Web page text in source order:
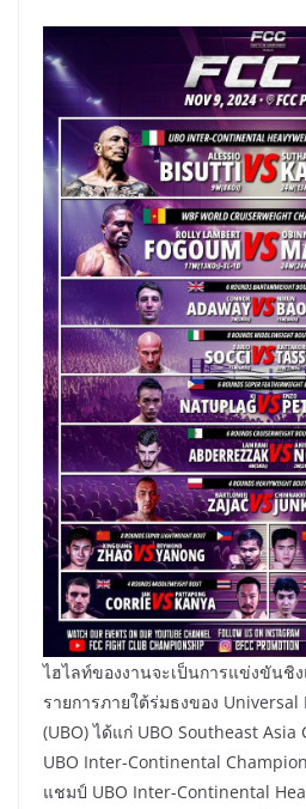
ไฮไลท์ของงานจะเป็นการแข่งขันชิ
รายการภายใต้ร่มธงของ
(UBO) ได้แก่ UBO Southeast
UBO Inter-Continental
แชมป์ UBO Inter-Continental